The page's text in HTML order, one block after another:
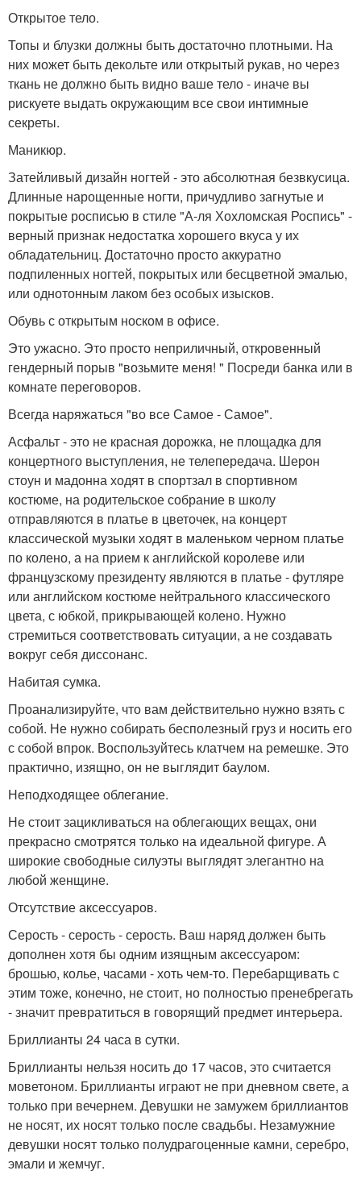
Открытое тело.
Топы и блузки должны быть достаточно плотными. На
них может быть декольте или открытый рукав, но через
ткань не должно быть видно ваше тело - иначе вы
рискуете выдать окружающим все свои интимные
секреты.
Маникюр.
Затейливый дизайн ногтей - это абсолютная безвкусица.
Длинные нарощенные ногти, причудливо загнутые и
покрытые росписью в стиле "А-ля Хохломская Роспись" -
верный признак недостатка хорошего вкуса у их
обладательниц. Достаточно просто аккуратно
подпиленных ногтей, покрытых или бесцветной эмалью,
или однотонным лаком без особых изысков.
Обувь с открытым носком в офисе.
Это ужасно. Это просто неприличный, откровенный
гендерный порыв "возьмите меня! " Посреди банка или в
комнате переговоров.
Всегда наряжаться "во все Самое - Самое".
Асфальт - это не красная дорожка, не площадка для
концертного выступления, не телепередача. Шерон
стоун и мадонна ходят в спортзал в спортивном
костюме, на родительское собрание в школу
отправляются в платье в цветочек, на концерт
классической музыки ходят в маленьком черном платье
по колено, а на прием к английской королеве или
французскому президенту являются в платье - футляре
или английском костюме нейтрального классического
цвета, с юбкой, прикрывающей колено. Нужно
стремиться соответствовать ситуации, а не создавать
вокруг себя диссонанс.
Набитая сумка.
Проанализируйте, что вам действительно нужно взять с
собой. Не нужно собирать бесполезный груз и носить его
с собой впрок. Воспользуйтесь клатчем на ремешке. Это
практично, изящно, он не выглядит баулом.
Неподходящее облегание.
Не стоит зацикливаться на облегающих вещах, они
прекрасно смотрятся только на идеальной фигуре. А
широкие свободные силуэты выглядят элегантно на
любой женщине.
Отсутствие аксессуаров.
Серость - серость - серость. Ваш наряд должен быть
дополнен хотя бы одним изящным аксессуаром:
брошью, колье, часами - хоть чем-то. Перебарщивать с
этим тоже, конечно, не стоит, но полностью пренебрегать
- значит превратиться в говорящий предмет интерьера.
Бриллианты 24 часа в сутки.
Бриллианты нельзя носить до 17 часов, это считается
моветоном. Бриллианты играют не при дневном свете, а
только при вечернем. Девушки не замужем бриллиантов
не носят, их носят только после свадьбы. Незамужние
девушки носят только полудрагоценные камни, серебро,
эмали и жемчуг.